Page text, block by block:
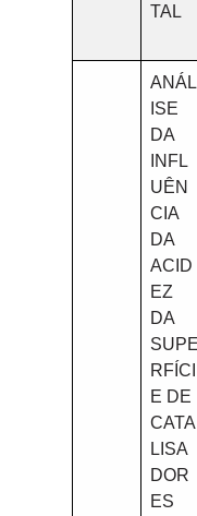
TAL
ANÁL
ISE
DA
INFL
UÊN
CIA
DA
ACID
EZ
DA
SUPE
RFÍCI
E DE
CATA
LISA
DOR
ES